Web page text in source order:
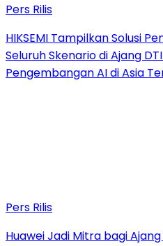
Pers Rilis
HIKSEMI Tampilkan Solusi
Seluruh Skenario di Ajang
Pengembangan AI di Asia
Pers Rilis
Huawei Jadi Mitra bagi Ajang